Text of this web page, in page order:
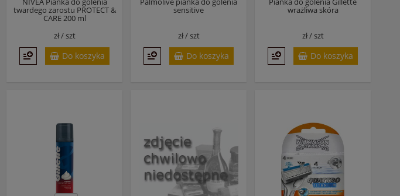
twardego zarostu PROTECT &
CARE 200 ml
zł /szt
Do koszyka
sensitive
zł /szt
Do koszyka
wrażliwa skóra
zł /szt
Do koszyka